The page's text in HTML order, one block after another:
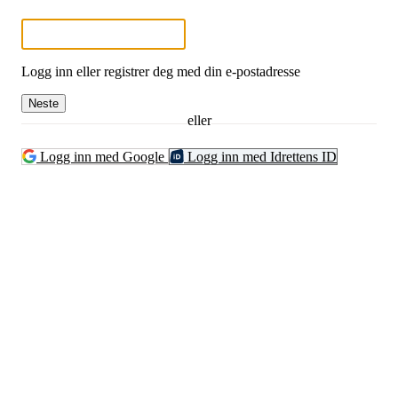
Logg inn eller registrer deg med din e-postadresse
Neste
eller
Logg inn med Google Logg inn med Idrettens ID